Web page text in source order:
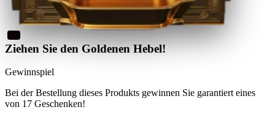
Ziehen Sie den Goldenen Hebel!
Gewinnspiel
Bei der Bestellung dieses Produkts gewinnen Sie garantiert eines
von 17 Geschenken!